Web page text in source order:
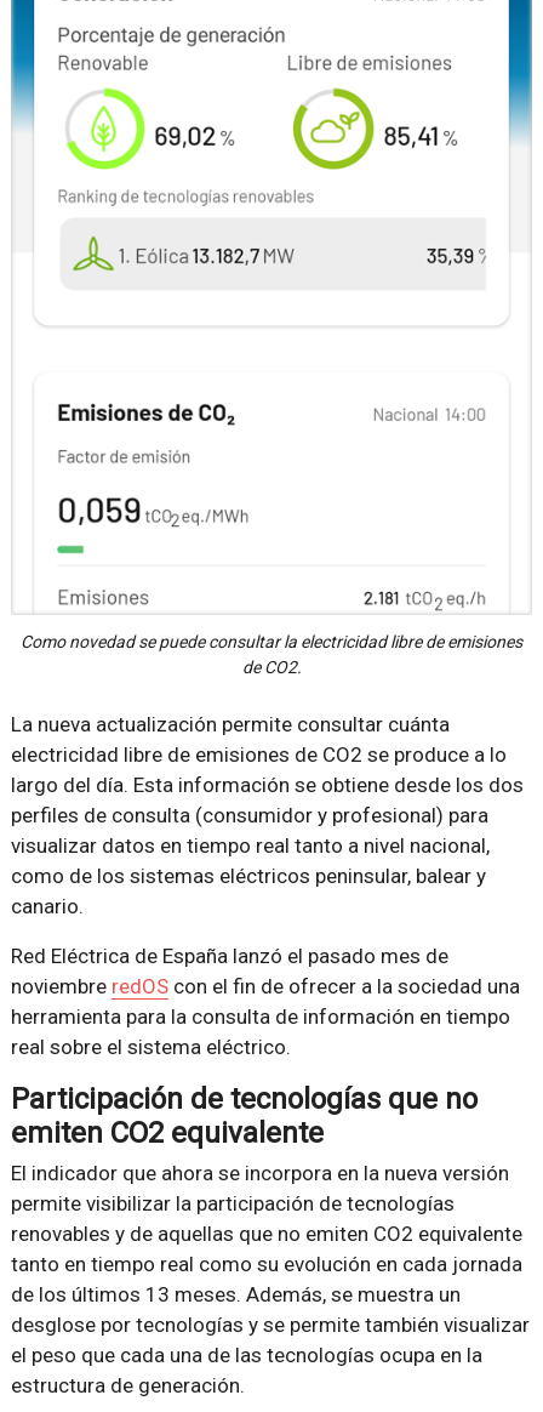
Como novedad se puede consultar la electricidad libre de emisiones
de CO2.
La nueva actualización permite consultar cuánta
electricidad libre de emisiones de CO2 se produce a lo
largo del día. Esta información se obtiene desde los dos
perfiles de consulta (consumidor y profesional) para
visualizar datos en tiempo real tanto a nivel nacional,
como de los sistemas eléctricos peninsular, balear y
canario.
Red Eléctrica de España lanzó el pasado mes de
noviembre redOScon el fin de ofrecer a la sociedad una
herramienta para la consulta de información en tiempo
real sobre el sistema eléctrico.
Participación de tecnologías que no
emiten CO2 equivalente
El indicador que ahora se incorpora en la nueva versión
permite visibilizar la participación de tecnologías
renovables y de aquellas que no emiten CO2 equivalente
tanto en tiempo real como su evolución en cada jornada
de los últimos 13 meses. Además, se muestra un
desglose por tecnologías y se permite también visualizar
el peso que cada una de las tecnologías ocupa en la
estructura de generación.